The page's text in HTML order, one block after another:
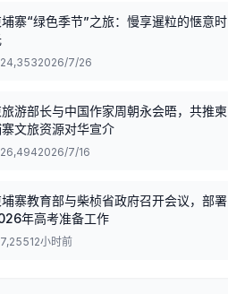
埔寨“绿色季节”之旅：慢享暹粒的惬意时
24,3532026/7/26
旅游部长与中国作家周朝永会晤，共推柬
文旅资源对华宣介
26,4942026/7/16
埔寨教育部与柴桢省政府召开会议，部署
年高考准备工作
7,25512小时前